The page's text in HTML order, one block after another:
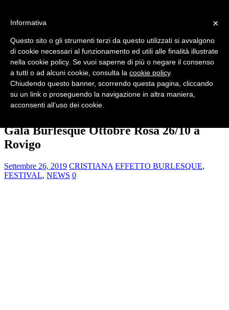
HOME
NEWS
SERATE E SHOW
FESTIVAL
INTERVISTE
VINTAGE
RUBRICHE
EFFETTO BURLESQUE
CONTATTI
Galà Burlesque Ottobre Rosa 26/10 a
Rovigo
Settembre 26, 2019 CRISTIANA EFFETTO BURLESQUE,
FESTIVAL, NEWS 0
×
Informativa
Questo sito o gli strumenti terzi da questo utilizzati si avvalgono
di cookie necessari al funzionamento ed utili alle finalità illustrate
nella cookie policy. Se vuoi saperne di più o negare il consenso
a tutti o ad alcuni cookie, consulta la cookie policy.
Chiudendo questo banner, scorrendo questa pagina, cliccando
su un link o proseguendo la navigazione in altra maniera,
acconsenti all’uso dei cookie.